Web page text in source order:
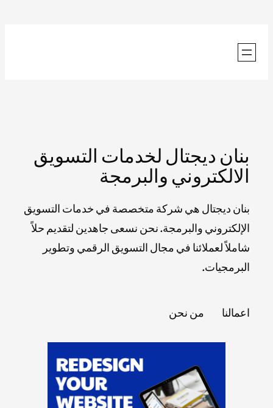
بنان ديجتال لخدمات التسويق
الالكتروني والبرمجة
بنان ديجتال هي شركة متخصصة في خدمات التسويق
الإلكتروني والبرمجة. نحن نسعى جاهدين لتقديم حلاً
شاملاً لعملائنا في مجال التسويق الرقمي وتطوير
البرمجيات.
اعمالنا من نحن